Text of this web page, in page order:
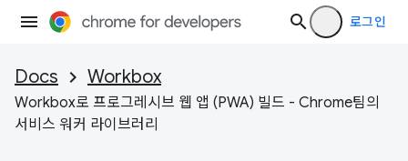
로그인
Docs Workbox
Workbox로 프로그레시브 웹 앱 (PWA) 빌드 - Chrome팀의
서비스 워커 라이브러리